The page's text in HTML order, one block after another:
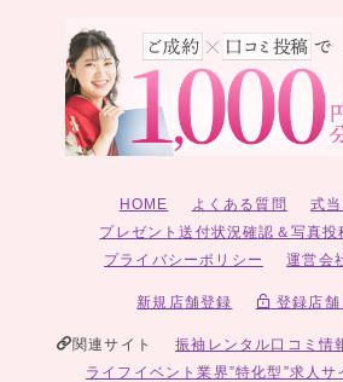
HOME よくある質問
式
プレゼント送付状況確認＆写真投
プライバシーポリシー
運営会
新規店舗登録 登録店舗
関連サイト
振袖レンタル口コミ情
ライフイベント業界”特化型”求人サ